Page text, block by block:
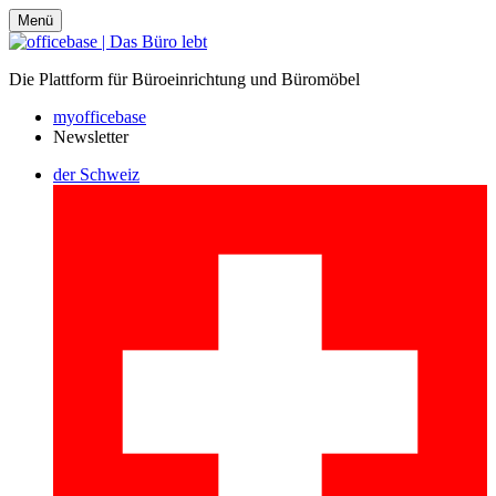
Menü
Die Plattform für Büroeinrichtung und Büromöbel
myofficebase
Newsletter
der Schweiz